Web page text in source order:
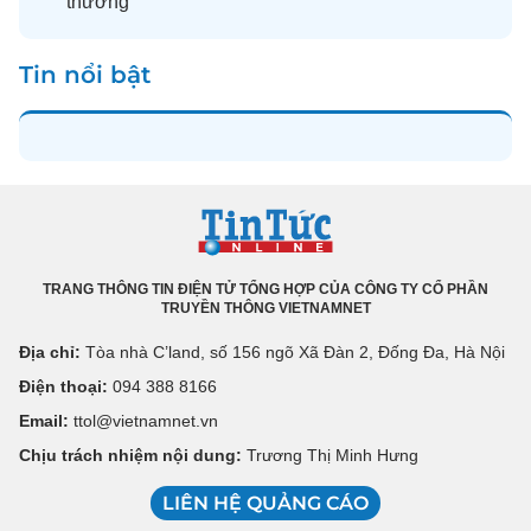
Tin nổi bật
TRANG THÔNG TIN ĐIỆN TỬ TỔNG HỢP CỦA CÔNG TY CỔ PHẦN
TRUYỀN THÔNG VIETNAMNET
Địa chỉ: Tòa nhà C’land, số 156 ngõ Xã Đàn 2, Đống Đa, Hà Nội
Điện thoại: 094 388 8166
Email: ttol@vietnamnet.vn
Chịu trách nhiệm nội dung: Trương Thị Minh Hưng
LIÊN HỆ QUẢNG CÁO